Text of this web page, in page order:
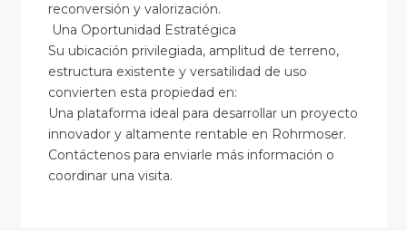
reconversión y valorización.
Una Oportunidad Estratégica
Su ubicación privilegiada, amplitud de terreno,
estructura existente y versatilidad de uso
convierten esta propiedad en:
Una plataforma ideal para desarrollar un proyecto
innovador y altamente rentable en Rohrmoser.
Contáctenos para enviarle más información o
coordinar una visita.